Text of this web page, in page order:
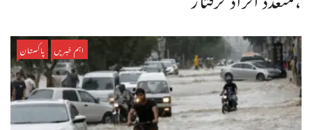
اہم خبریں پاکستان